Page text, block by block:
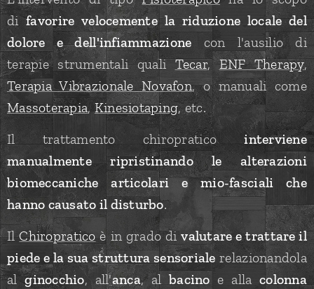
difavorire velocemente la riduzione locale del
dolore e dell'infiammazione con l'ausilio di
terapie strumentali qualiTecar,ENF Therapy,
Terapia Vibrazionale Novafon, o manuali come
Massoterapia,Kinesiotaping, etc.
Il trattamento chiropraticointerviene
manualmente ripristinando le alterazioni
biomeccaniche articolari e mio-fasciali che
hanno causato il disturbo.
IlChiropratico è in grado divalutare e trattare il
piede e la sua struttura sensoriale relazionandola
alginocchio, all'anca, albacino e allacolonna